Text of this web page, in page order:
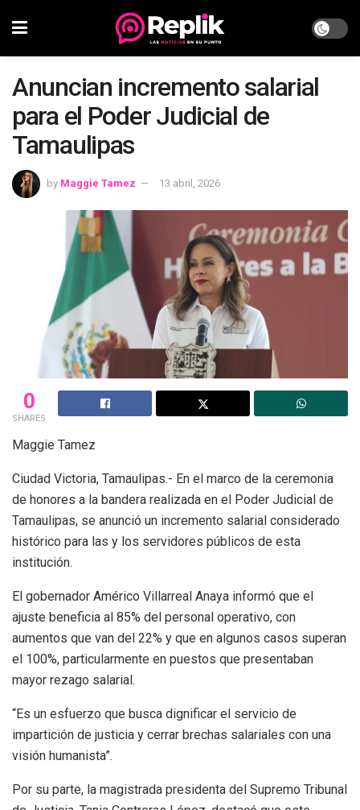
Anuncian incremento salarial
para el Poder Judicial de
Tamaulipas
by Maggie Tamez 13 abril, 2026
0
SHARES
Maggie Tamez
Ciudad Victoria, Tamaulipas.- En el marco de la ceremonia
de honores a la bandera realizada en el Poder Judicial de
Tamaulipas, se anunció un incremento salarial considerado
histórico para las y los servidores públicos de esta
institución.
El gobernador Américo Villarreal Anaya informó que el
ajuste beneficia al 85% del personal operativo, con
aumentos que van del 22% y que en algunos casos superan
el 100%, particularmente en puestos que presentaban
mayor rezago salarial.
“Es un esfuerzo que busca dignificar el servicio de
impartición de justicia y cerrar brechas salariales con una
visión humanista”.
Por su parte, la magistrada presidenta del Supremo Tribunal